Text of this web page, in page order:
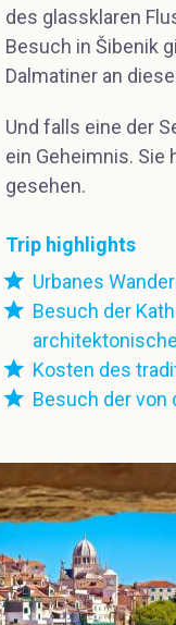
des glassklaren
Besuch in Šibenik
Dalmatiner an
Und falls eine der
ein Geheimnis.
gesehen.
Trip highlights
Urbanes
Besuch der
Kosten des
Besuch der von